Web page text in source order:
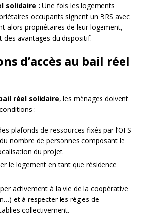
solidaire : Une fois les logements
occupants signent un BRS avec
alors propriétaires de leur logement,
des avantages du dispositif.
d’accès au bail réel
réel solidaire, les ménages doivent
:
plafonds de ressources fixés par l’OFS
nombre de personnes composant le
du projet.
le logement en tant que résidence
activement à la vie de la coopérative
et à respecter les règles de
collectivement.